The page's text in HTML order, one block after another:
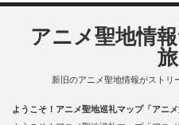
アニメ聖地情
旅
新旧のアニメ聖地情報がストリ
ようこそ！アニメ聖地巡礼マップ「アニ